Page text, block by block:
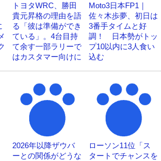
トヨタWRC、勝田
貴元昇格の理由を語
る「彼は準備ができ
ている」。4台目持
て余す一部ラリーで
はカスタマー向けに
Moto3日本FP1｜
佐々木歩夢、初日は
3番手タイムと好
調！ 日本勢がトッ
プ10以内に3人食い
込む
2026年以降ザウバ
ーとの関係がどうな
ローソン11位「ス
タートでチャンスを